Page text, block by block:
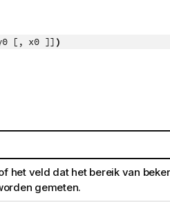
[, x0 ]] )
het veld dat het bereik van
gemeten.